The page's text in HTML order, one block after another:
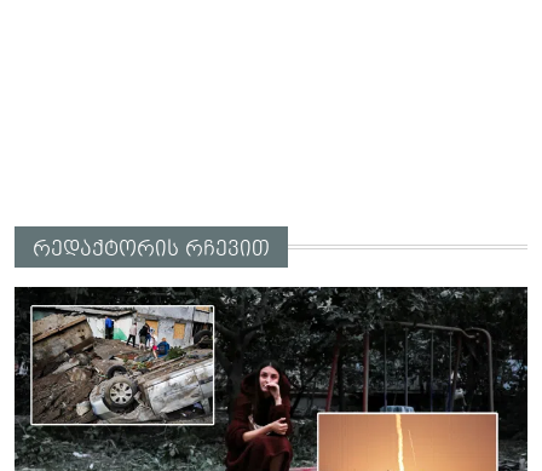
რედაქტორის რჩევით